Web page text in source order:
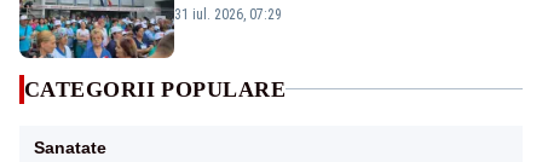
Legii salarizării
31 iul. 2026, 07:29
CATEGORII POPULARE
Sanatate